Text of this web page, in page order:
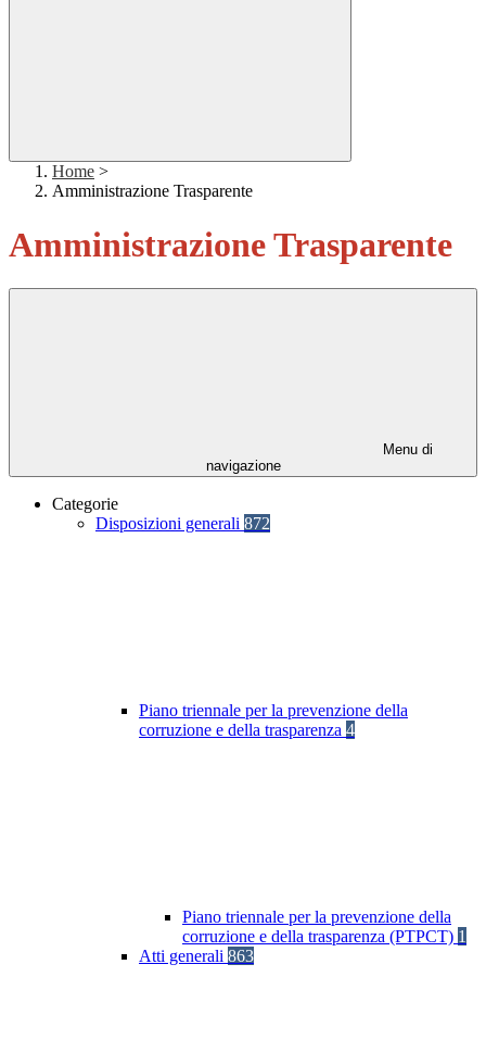
Home >
Amministrazione Trasparente
Amministrazione Trasparente
Menu di
navigazione
Categorie
Disposizioni generali 872
Piano triennale per la prevenzione della
corruzione e della trasparenza 4
Piano triennale per la prevenzione della
corruzione e della trasparenza (PTPCT) 1
Atti generali 863